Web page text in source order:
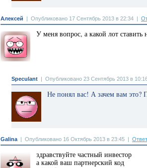
Алексей | Опубликовано 17 Сентябрь 2013 в 22:34 |
У меня вопрос, а какой лот
Speculant | Опубликовано 23 Сентябрь 2013 в
Не понял вас! А зачем вам это?
Galina | Опубликовано 16 Октябрь 2013 в 23:45 |
здравствуйте частный инвестор
а какой ваш партнерский код